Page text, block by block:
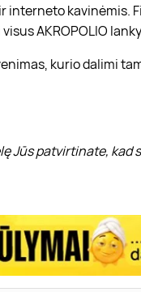
interneto kavinėmis.
AKROPOLIO
kurio dalimi
Jūs patvirtinate,